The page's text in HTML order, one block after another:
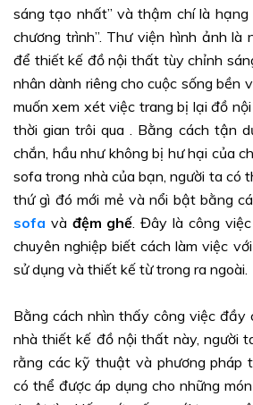
sáng tạo nhất” và thậm chí là
chương trình”. Thư viện hình ảnh là
để thiết kế đồ nội thất tùy chỉnh
nhân dành riêng cho cuộc sống bền
muốn xem xét việc trang bị lại đồ
thời gian trôi qua . Bằng cách tận
chắn, hầu như không bị hư hại của
sofa trong nhà của bạn, người ta có
thứ gì đó mới mẻ và nổi bật bằng
sofa và đệm ghế. Đây là công
chuyên nghiệp biết cách làm việc
sử dụng và thiết kế từ trong ra ngoài.
Bằng cách nhìn thấy công việc đầy
nhà thiết kế đồ nội thất này, người
rằng các kỹ thuật và phương pháp
có thể được áp dụng cho những